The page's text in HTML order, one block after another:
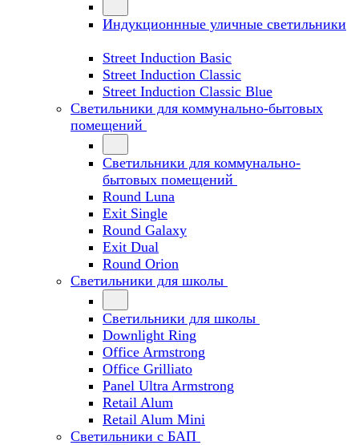
Индукционнные уличные светильники
Street Induction Basic
Street Induction Classic
Street Induction Classic Blue
Светильники для коммунально-бытовых
помещений
Светильники для коммунально-
бытовых помещений
Round Luna
Exit Single
Round Galaxy
Exit Dual
Round Orion
Светильники для школы
Светильники для школы
Downlight Ring
Office Armstrong
Office Grilliato
Panel Ultra Armstrong
Retail Alum
Retail Alum Mini
Светильники с БАП